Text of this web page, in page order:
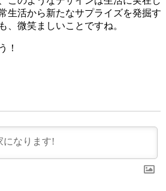
生活から新たなサプライズを発掘す
、微笑ましいことですね。
！